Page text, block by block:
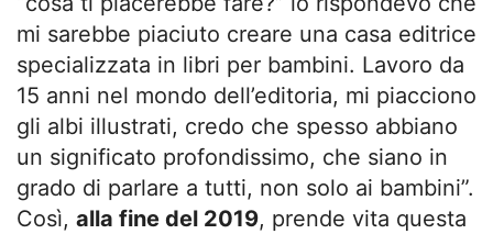
mi sarebbe piaciuto creare una casa editrice
specializzata in libri per bambini. Lavoro da
15 anni nel mondo dell’editoria, mi piacciono
gli albi illustrati, credo che spesso abbiano
un significato profondissimo, che siano in
grado di parlare a tutti, non solo ai bambini”.
Così, alla fine del 2019, prende vita questa